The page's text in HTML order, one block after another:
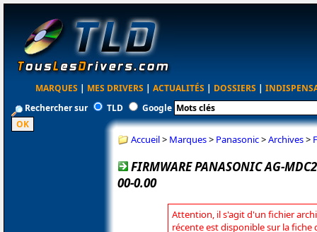
MARQUES | MES DRIVERS | ACTUALITÉS | DOSSIERS |
Rechercher sur
TLD Google
Accueil> Marques> Panasonic>Archives>
FIRMWARE PANASONIC AG-
00-0.00
Attention, il s'agit d'un fichier
récente est disponible sur la fiche